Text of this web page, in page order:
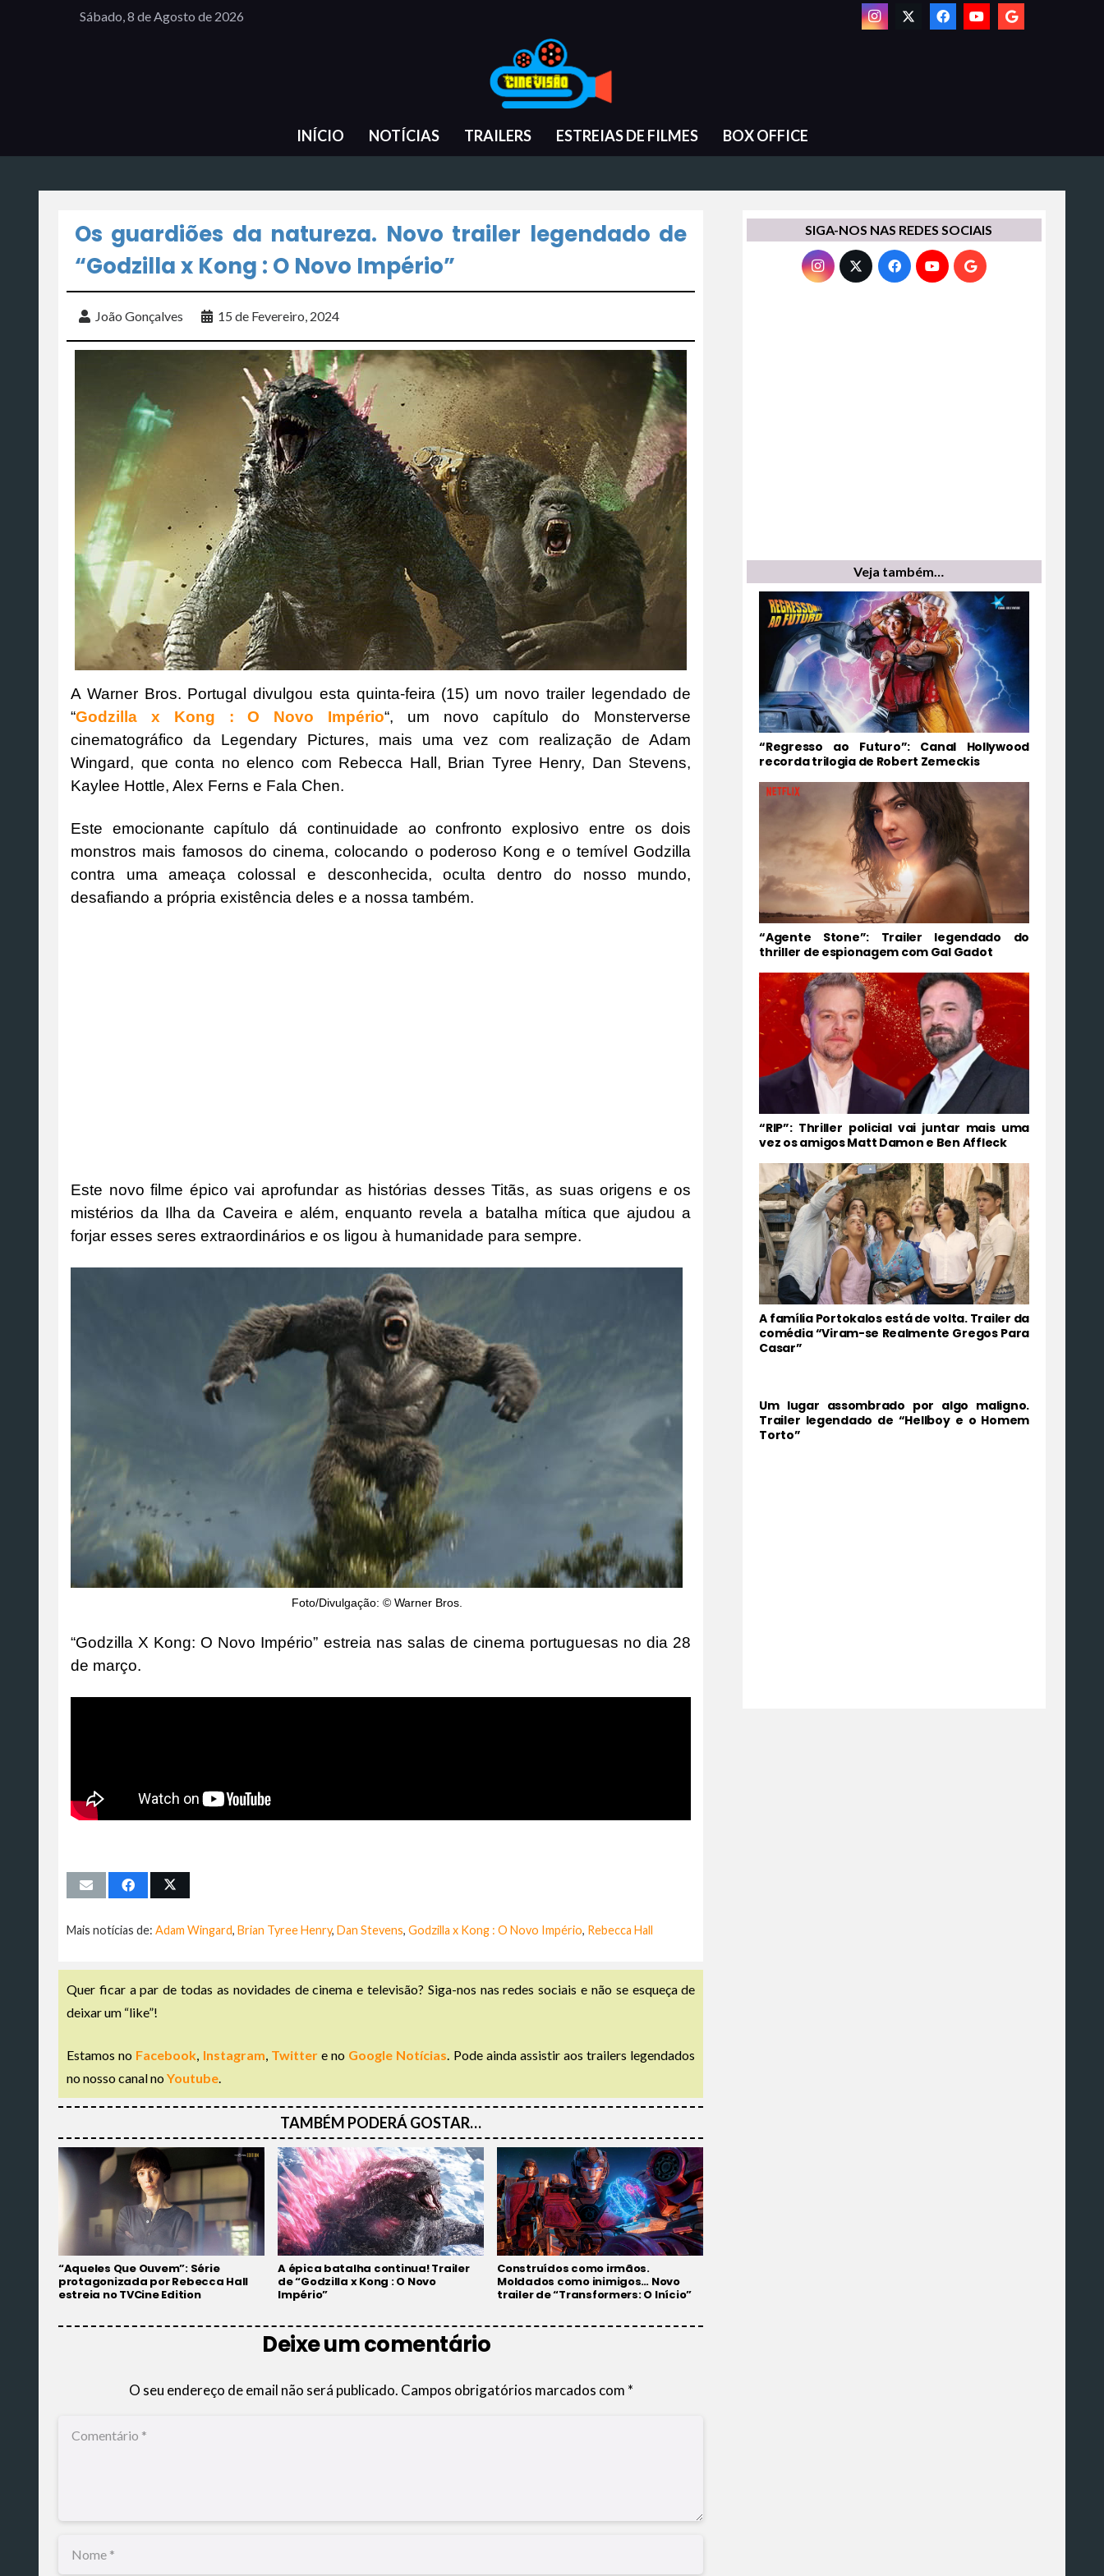
Sábado, 8 de Agosto de 2026
INÍCIO NOTÍCIAS TRAILERS ESTREIAS DE FILMES BOX OFFICE
Os guardiões da natureza. Novo trailer legendado de
“Godzilla x Kong : O Novo Império”
João Gonçalves 15 de Fevereiro, 2024
A Warner Bros. Portugal divulgou esta quinta-feira (15) um novo trailer legendado de
“Godzilla x Kong : O Novo Império“, um novo capítulo do Monsterverse
cinematográfico da Legendary Pictures, mais uma vez com realização de Adam
Wingard, que conta no elenco com Rebecca Hall, Brian Tyree Henry, Dan Stevens,
Kaylee Hottle, Alex Ferns e Fala Chen.
Este emocionante capítulo dá continuidade ao confronto explosivo entre os dois
monstros mais famosos do cinema, colocando o poderoso Kong e o temível Godzilla
contra uma ameaça colossal e desconhecida, oculta dentro do nosso mundo,
desafiando a própria existência deles e a nossa também.
Este novo filme épico vai aprofundar as histórias desses Titãs, as suas origens e os
mistérios da Ilha da Caveira e além, enquanto revela a batalha mítica que ajudou a
forjar esses seres extraordinários e os ligou à humanidade para sempre.
Foto/Divulgação: © Warner Bros.
“Godzilla X Kong: O Novo Império” estreia nas salas de cinema portuguesas no dia 28
de março.
Mais notícias de: Adam Wingard, Brian Tyree Henry, Dan Stevens, Godzilla x Kong : O Novo Império, Rebecca Hall
Quer ficar a par de todas as novidades de cinema e televisão? Siga-nos nas redes sociais e não se esqueça de
deixar um “like”!
Estamos no Facebook, Instagram, Twittere no Google Notícias. Pode ainda assistir aos trailers legendados
no nosso canal noYoutube.
TAMBÉM PODERÁ GOSTAR…
“Aqueles Que Ouvem”: Série
protagonizada por Rebecca Hall
estreia no TVCine Edition
A épica batalha continua! Trailer
de “Godzilla x Kong : O Novo
Império”
Construídos como irmãos.
Moldados como inimigos… Novo
trailer de “Transformers: O Início”
Deixe um comentário
O seu endereço de email não será publicado. Campos obrigatórios marcados com *
SIGA-NOS NAS REDES SOCIAIS
Veja também…
“Regresso ao Futuro”: Canal Hollywood
recorda trilogia de Robert Zemeckis
“Agente Stone”: Trailer legendado do
thriller de espionagem com Gal Gadot
“RIP”: Thriller policial vai juntar mais uma
vez os amigos Matt Damon e Ben Affleck
A família Portokalos está de volta. Trailer da
comédia “Viram-se Realmente Gregos Para
Casar”
Um lugar assombrado por algo maligno.
Trailer legendado de “Hellboy e o Homem
Torto”